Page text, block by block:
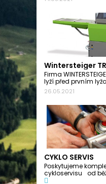
Wintersteiger
Firma
lyží před prvním
26.05.2021
CYKLO SERVIS
Poskytujeme
cykloservisu od